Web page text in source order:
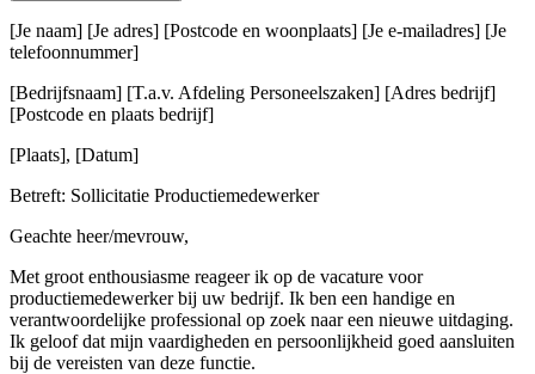
[Je naam] [Je adres] [Postcode en woonplaats] [Je e-mailadres] [Je
telefoonnummer]
[Bedrijfsnaam] [T.a.v. Afdeling Personeelszaken] [Adres bedrijf]
[Postcode en plaats bedrijf]
[Plaats], [Datum]
Betreft: Sollicitatie Productiemedewerker
Geachte heer/mevrouw,
Met groot enthousiasme reageer ik op de vacature voor
productiemedewerker bij uw bedrijf. Ik ben een handige en
verantwoordelijke professional op zoek naar een nieuwe uitdaging.
Ik geloof dat mijn vaardigheden en persoonlijkheid goed aansluiten
bij de vereisten van deze functie.